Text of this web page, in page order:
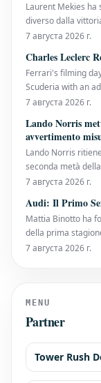
Laurent Mekies ha
diverso dalla
Milton Keynes ha
arriva alla pausa
7 августа 2026 г.
Charles Leclerc
Ferrari's filming
Scuderia with an
paddock. Charles
Grand Prix in
7 августа 2026 г.
Lando Norris
avvertimento
Lando Norris
seconda metà
dominante al Gran
del titolo
7 августа 2026 г.
Audi: Il Primo
Mattia Binotto ha
della prima
sta costruendo
7 августа 2026 г.
MENU
Partner
Tower Rush